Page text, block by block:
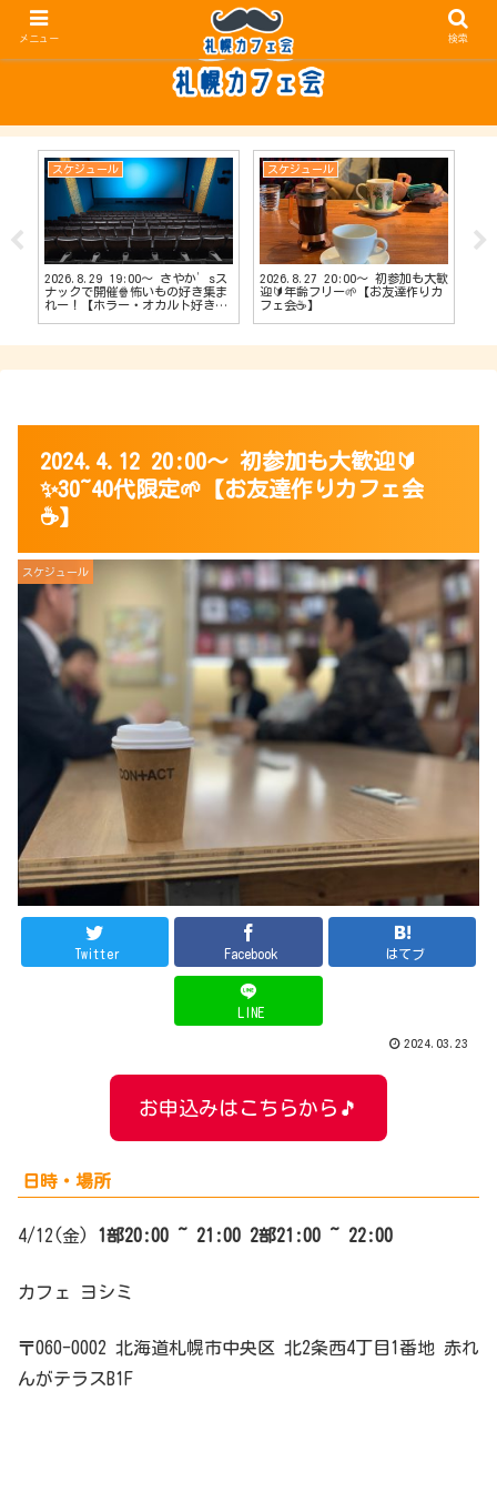
スケジュール
2026.8.29 19:00〜 さやか’sス
ナックで開催🍿怖いもの好き集ま
れー！【ホラー・オカルト好きカ
スケジュール
2026.8.27 20:00〜 初参加も大歓
迎🔰年齢フリー🌱【お友達作りカ
フェ会☕️】
2024.4.12 20:00〜 初参加も大歓迎🔰
✨30~40代限定🌱【お友達作りカフェ会
☕️】
スケジュール
Twitter Facebook はてブ
LINE
2024.03.23
お申込みはこちらから🎵
日時・場所
4/12(金) 1部20:00 ~ 21:00 2部21:00 ~ 22:00
カフェ ヨシミ
〒060-0002 北海道札幌市中央区 北2条西4丁目1番地 赤れ
んがテラスB1F
メニュー 検索